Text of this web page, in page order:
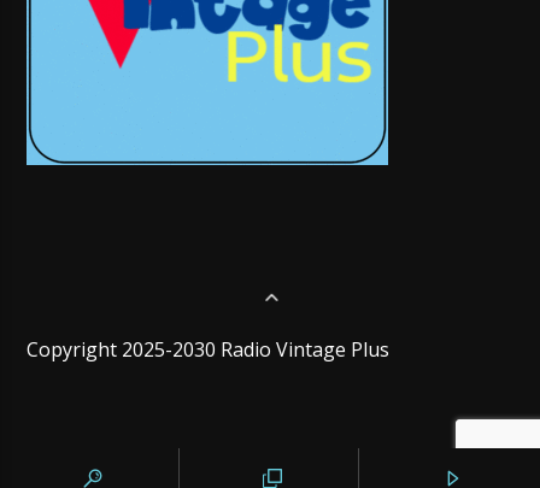
Copyright 2025-2030 Radio Vintage Plus